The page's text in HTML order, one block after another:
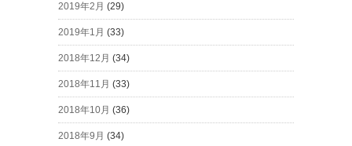
2019年2月 (29)
2019年1月 (33)
2018年12月 (34)
2018年11月 (33)
2018年10月 (36)
2018年9月 (34)